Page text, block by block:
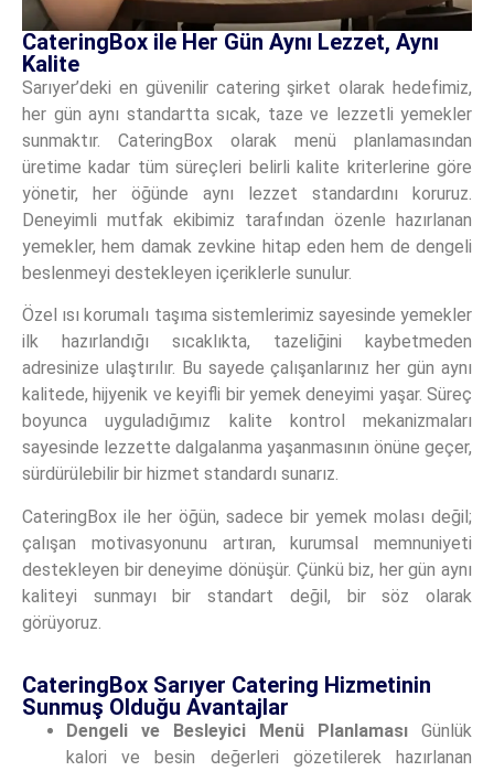
CateringBox ile Her Gün Aynı Lezzet, Aynı
Kalite
Sarıyer’deki en güvenilir catering şirket olarak hedefimiz,
her gün aynı standartta sıcak, taze ve lezzetli yemekler
sunmaktır. CateringBox olarak menü planlamasından
üretime kadar tüm süreçleri belirli kalite kriterlerine göre
yönetir, her öğünde aynı lezzet standardını koruruz.
Deneyimli mutfak ekibimiz tarafından özenle hazırlanan
yemekler, hem damak zevkine hitap eden hem de dengeli
beslenmeyi destekleyen içeriklerle sunulur.
Özel ısı korumalı taşıma sistemlerimiz sayesinde yemekler
ilk hazırlandığı sıcaklıkta, tazeliğini kaybetmeden
adresinize ulaştırılır. Bu sayede çalışanlarınız her gün aynı
kalitede, hijyenik ve keyifli bir yemek deneyimi yaşar. Süreç
boyunca uyguladığımız kalite kontrol mekanizmaları
sayesinde lezzette dalgalanma yaşanmasının önüne geçer,
sürdürülebilir bir hizmet standardı sunarız.
CateringBox ile her öğün, sadece bir yemek molası değil;
çalışan motivasyonunu artıran, kurumsal memnuniyeti
destekleyen bir deneyime dönüşür. Çünkü biz, her gün aynı
kaliteyi sunmayı bir standart değil, bir söz olarak
görüyoruz.
CateringBox Sarıyer Catering Hizmetinin
Sunmuş Olduğu Avantajlar
Dengeli ve Besleyici Menü Planlaması
Günlük
kalori ve besin değerleri gözetilerek hazırlanan